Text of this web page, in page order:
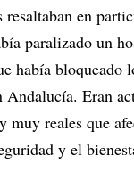
en
paralizado un
había bloqueado
Andalucía. Eran
muy reales que
y el